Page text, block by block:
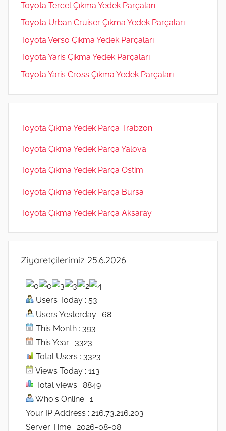
Toyota Tercel Çıkma Yedek Parçaları
Toyota Urban Cruiser Çıkma Yedek Parçaları
Toyota Verso Çıkma Yedek Parçaları
Toyota Yaris Çıkma Yedek Parçaları
Toyota Yaris Cross Çıkma Yedek Parçaları
Toyota Çıkma Yedek Parça Trabzon
Toyota Çıkma Yedek Parça Yalova
Toyota Çıkma Yedek Parça Ostim
Toyota Çıkma Yedek Parça Bursa
Toyota Çıkma Yedek Parça Aksaray
Ziyaretçilerimiz 25.6.2026
Users Today : 53
Users Yesterday : 68
This Month : 393
This Year : 3323
Total Users : 3323
Views Today : 113
Total views : 8849
Who's Online : 1
Your IP Address : 216.73.216.203
Server Time : 2026-08-08